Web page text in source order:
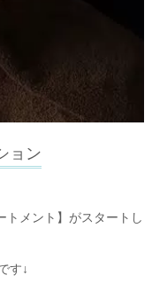
ョン
トメント】がスタートし
す↓